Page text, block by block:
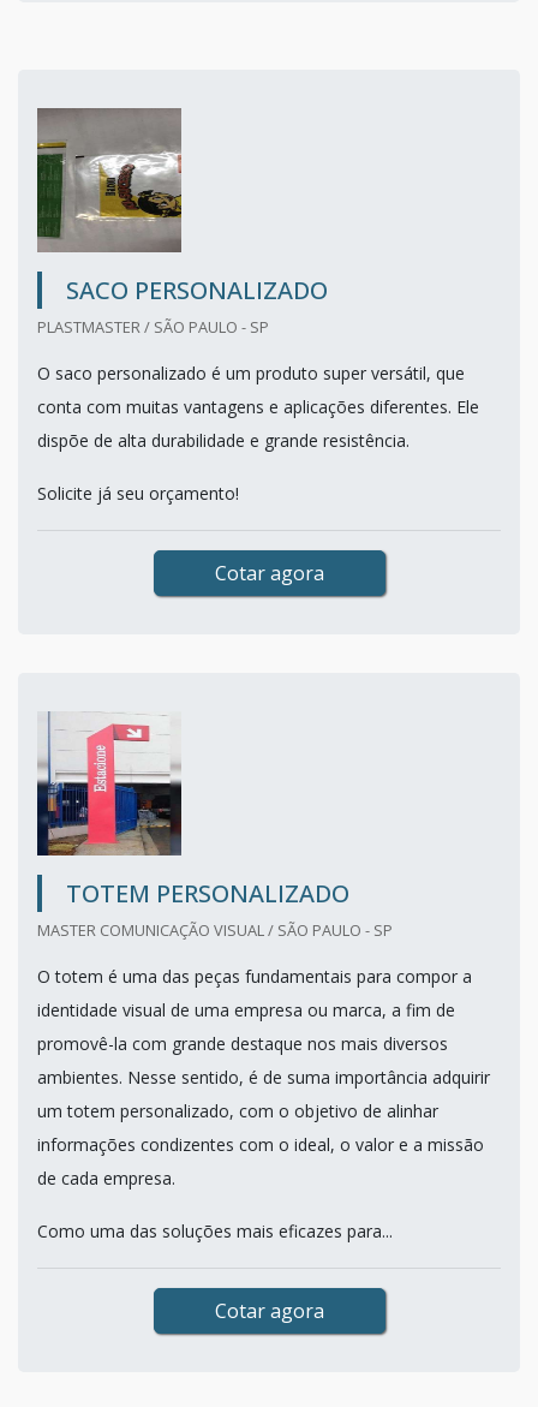
SACO PERSONALIZADO
PLASTMASTER / SÃO PAULO - SP
O saco personalizado é um produto super versátil, que
conta com muitas vantagens e aplicações diferentes. Ele
dispõe de alta durabilidade e grande resistência.
Solicite já seu orçamento!
Cotar agora
TOTEM PERSONALIZADO
MASTER COMUNICAÇÃO VISUAL / SÃO PAULO - SP
O totem é uma das peças fundamentais para compor a
identidade visual de uma empresa ou marca, a fim de
promovê-la com grande destaque nos mais diversos
ambientes. Nesse sentido, é de suma importância adquirir
um totem personalizado, com o objetivo de alinhar
informações condizentes com o ideal, o valor e a missão
de cada empresa.
Como uma das soluções mais eficazes para...
Cotar agora